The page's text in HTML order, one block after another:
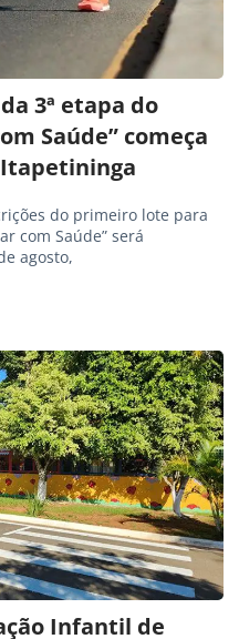
3ª etapa do
Saúde” começa
do primeiro lote para
com Saúde” será
agosto,
Infantil de